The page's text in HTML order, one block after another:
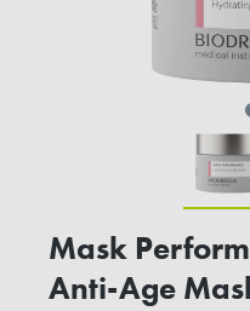
Mask
Anti-Age